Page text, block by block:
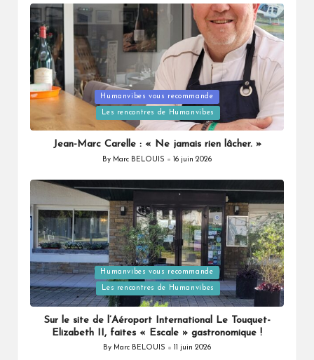
Posted
Humanvibes vous recommande
Les rencontres de Humanvibes
Jean-Marc Carelle : « Ne jamais rien lâcher. »
Posted
By Marc BELOUIS 16 juin 2026
Posted
in
Humanvibes vous recommande
Les rencontres de Humanvibes
Sur le site de l’Aéroport International Le Touquet-
Elizabeth II, faites « Escale » gastronomique !
Posted
By Marc BELOUIS 11 juin 2026